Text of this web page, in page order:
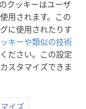
クッキーはユーザ
用されます。この
に使用されたりす
キーや類似の技術
ださい。この設定
スタマイズできま
イズ
Society of Pennsylvania
バシー設定
JW.ORG